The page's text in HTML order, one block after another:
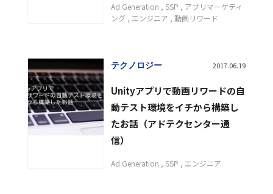
Ad Generation SSP
アプリマーケティ
ング
エンジニア 動画リワード
テクノロジー 2017.06.19
Unityアプリで動画リワードの自
動テスト環境をイチから構築し
たお話（アドテクセンター通
信）
Ad Generation SSP エンジニア